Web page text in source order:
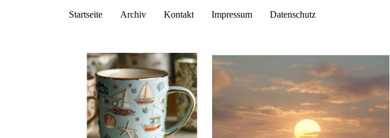
Startseite Archiv Kontakt Impressum Datenschutz